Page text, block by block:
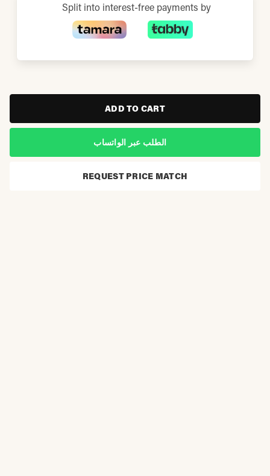
Split into interest-free payments by
ADD TO CART
الطلب عبر الواتساب
REQUEST PRICE MATCH